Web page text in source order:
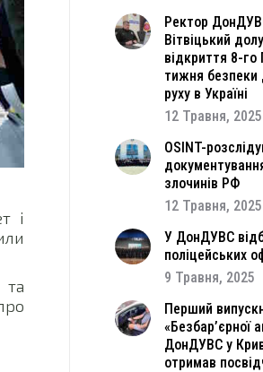
і
та
Ректор
Вітвіцький
відкриття 8-го
тижня
руху в Україні
12 Травня, 2025
OSINT-
злочинів РФ
12 Травня, 2025
У ДонДУВС
поліцейських
9 Травня, 2025
Перший
«Безбар’єрної
ДонДУВС у
отримав